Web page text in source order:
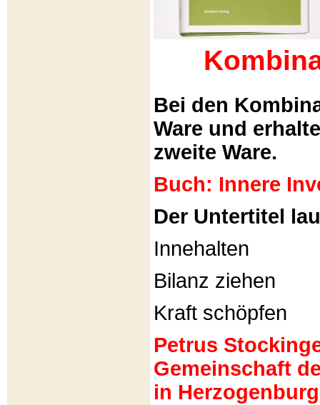
Bei den
Ware und
zweite Ware.
Buch: Innere
Der Untertitel
Innehalten
Bilanz ziehen
Kraft schöpfen
Petrus
Gemeinschaft
in